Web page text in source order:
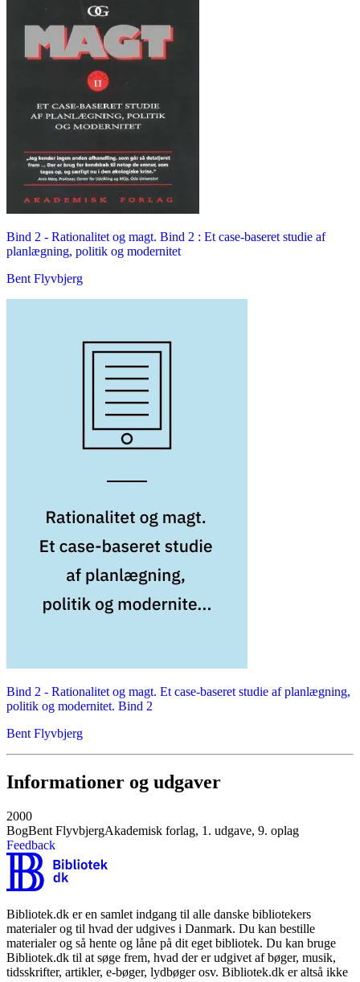
Bind 2 - Rationalitet og magt. Bind 2 : Et case-baseret studie af
planlægning, politik og modernitet
Bent Flyvbjerg
Bind 2 - Rationalitet og magt. Et case-baseret studie af planlægning,
politik og modernitet. Bind 2
Bent Flyvbjerg
Informationer og udgaver
2000
BogBent FlyvbjergAkademisk forlag, 1. udgave, 9. oplag
Feedback
Bibliotek.dk er en samlet indgang til alle danske bibliotekers
materialer og til hvad der udgives i Danmark. Du kan bestille
materialer og så hente og låne på dit eget bibliotek. Du kan bruge
Bibliotek.dk til at søge frem, hvad der er udgivet af bøger, musik,
tidsskrifter, artikler, e-bøger, lydbøger osv. Bibliotek.dk er altså ikke